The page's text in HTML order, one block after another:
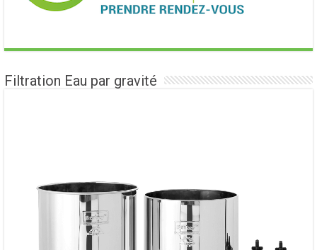
Filtration Eau par gravité